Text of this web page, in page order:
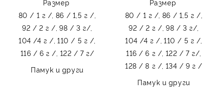
Размер
80 / 1 г /, 86 / 1,5 г /,
92 / 2 г /, 98 / 3 г/,
104 /4 г /, 110 / 5 г /,
116 / 6 г /, 122 / 7 г/
Памук и други
Размер
80 / 1 г /, 86 / 1,5 г /,
92 / 2 г /, 98 / 3 г/,
104 /4 г /, 110 / 5 г /,
116 / 6 г /, 122 / 7 г/,
128 / 8 г /, 134 / 9 г /
Памук и други